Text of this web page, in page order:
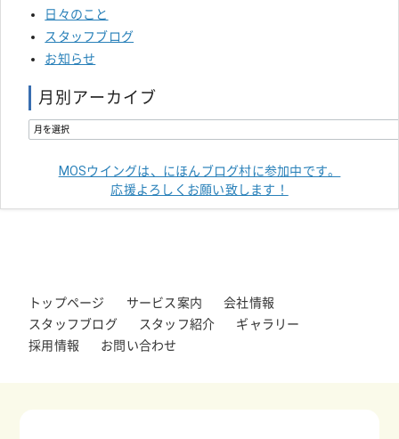
日々のこと
スタッフブログ
お知らせ
月別アーカイブ
MOSウイングは、にほんブログ村に参加中です。
応援よろしくお願い致します！
トップページ サービス案内
会社情報
スタッフブログ
スタッフ紹介
ギャラリー
採用情報
お問い合わせ